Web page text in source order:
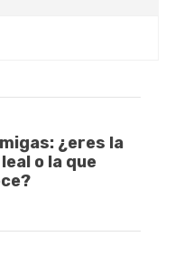
¿eres la
o la que